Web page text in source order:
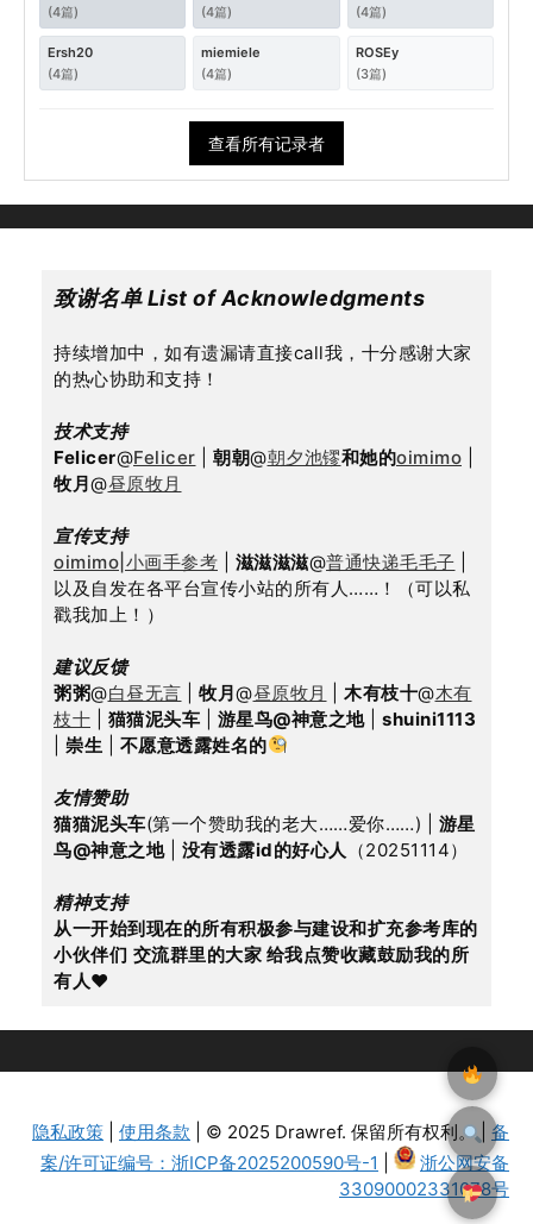
(4篇)
(4篇)
(4篇)
Ersh20
(4篇)
miemiele
(4篇)
ROSEy
(3篇)
查看所有记录者
致谢名单 List of Acknowledgments
持续增加中，如有遗漏请直接call我，十分感谢大家
的热心协助和支持！
技术支持
Felicer@Felicer 朝朝@朝夕池镠和她的oimimo
牧月@昼原牧月
宣传支持
oimimo|小画手参考
滋滋滋滋@普通快递毛毛子
以及自发在各平台宣传小站的所有人……！（可以私
戳我加上！）
建议反馈
粥粥@白昼无言 牧月@昼原牧月 木有枝十@木有
枝十
猫猫泥头车 游星鸟@神意之地 | shuini1113
崇生 不愿意透露姓名的
友情赞助
猫猫泥头车(第一个赞助我的老大……爱你……) | 游星
鸟@神意之地 | 没有透露id的好心人 （20251114）
精神支持
从一开始到现在的所有积极参与建设和扩充参考库的
小伙伴们 交流群里的大家 给我点赞收藏鼓励我的所
有人♥
隐私政策 使用条款 | © 2025 Drawref. 保留所有权利。 | 备
案/许可证编号：浙ICP备2025200590号-1
浙公网安备
33090002331078号